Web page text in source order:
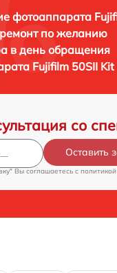
фотоаппарата
ремонт по желанию
в день обращения
Fujifilm 50SII
со
Оставить
Вы соглашаетесь c